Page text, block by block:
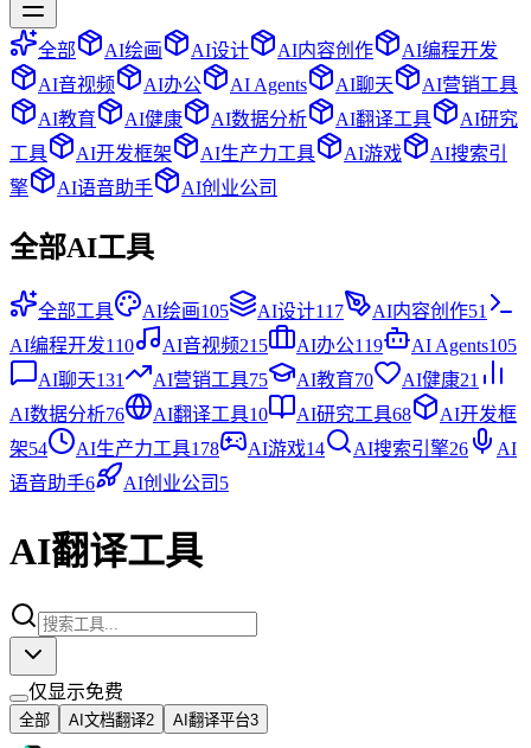
全部 AI绘画 AI设计 AI内容创作
AI编程开发
AI音视频
AI办公 AI Agents AI聊天
AI营销工具
AI教育
AI健康 AI数据分析 AI翻译工具
AI研究
工具
AI开发框架 AI生产力工具 AI游戏
AI搜索引
擎
AI语音助手 AI创业公司
全部AI工具
全部工具 AI绘画105 AI设计117 AI内容创作51
AI编程开发110 AI音视频215 AI办公119 AI Agents105
AI聊天131 AI营销工具75 AI教育70 AI健康21
AI数据分析76 AI翻译工具10 AI研究工具68
AI开发框
架54 AI生产力工具178 AI游戏14 AI搜索引擎26
AI
语音助手6 AI创业公司 5
AI翻译工具
仅显示免费
全部 AI文档翻译2 AI翻译平台3